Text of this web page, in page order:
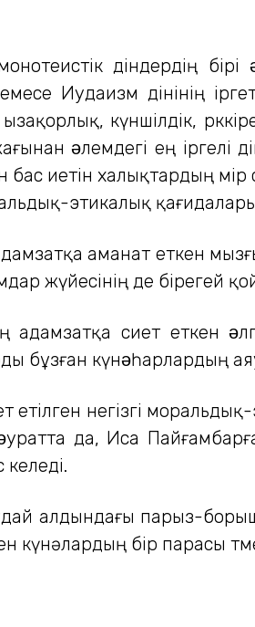
діндердің
Иудаизм дінінің
күншілдік,
əлемдегі ең іргелі
иетін халықтардың
этикалық
аманат еткен
жүйесінің де бірегей
адамзатқа өсиет еткен
бұзған күнəһарлардың
етілген негізгі
да, Иса
келеді.
алдындағы парыз-
күнәлардың бір парасы